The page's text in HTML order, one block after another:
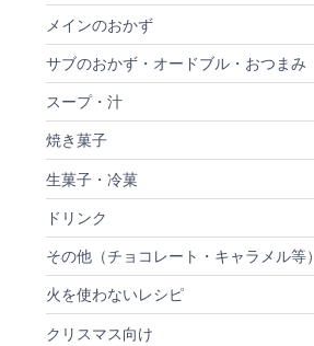
メインのおかず
サブのおかず・オードブル・おつまみ
スープ・汁
焼き菓子
生菓子・冷菓
ドリンク
その他（チョコレート・キャラメル等）
火を使わないレシピ
クリスマス向け